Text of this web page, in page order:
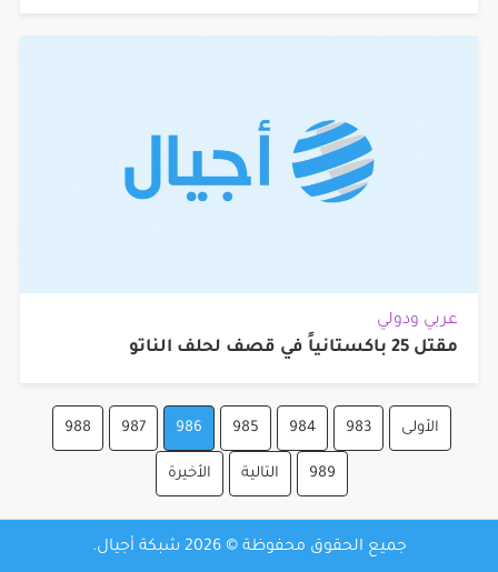
عربي ودولي
مقتل 25 باكستانياً في قصف لحلف الناتو
الأولى 983
984
985
986
987
988
989 التالية الأخيرة
جميع الحقوق محفوظة © 2026 شبكة أجيال.